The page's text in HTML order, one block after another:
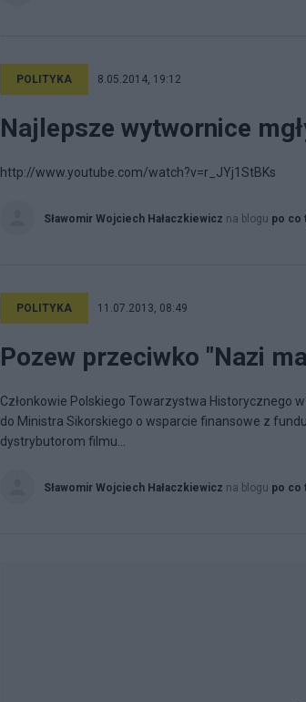
POLITYKA 8.05.2014, 19:12
Najlepsze wytwornice
http://www.youtube.com/watch?v=r_JYj1StBKs
Sławomir Wojciech Hałaczkiewicz na blogu po co
POLITYKA 11.07.2013, 08:49
Pozew przeciwko "Nazi
Członkowie Polskiego Towarzystwa Historycznego
do Ministra Sikorskiego o wsparcie finansowe z
dystrybutorom filmu...
Sławomir Wojciech Hałaczkiewicz na blogu po co